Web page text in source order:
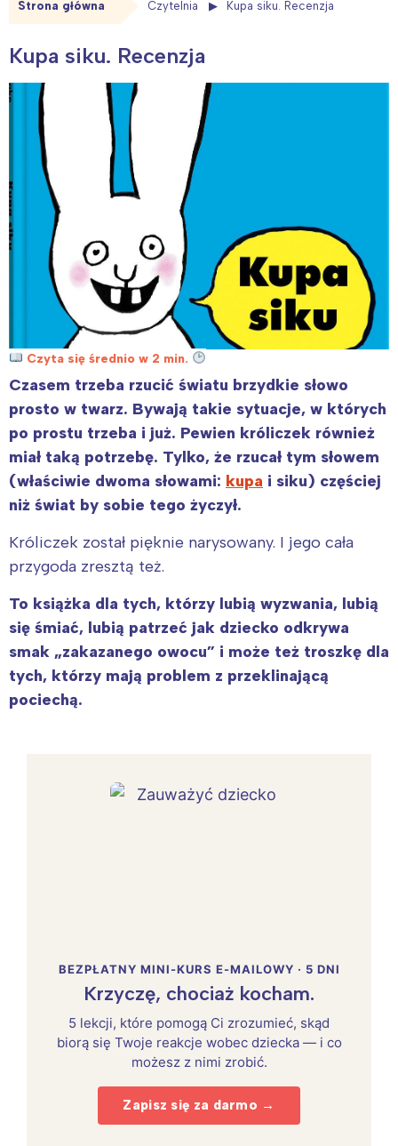
Strona główna Czytelnia Kupa siku. Recenzja
Kupa siku. Recenzja
Czyta się średnio w 2 min.
Czasem trzeba rzucić światu brzydkie słowo
prosto w twarz. Bywają takie sytuacje, w których
po prostu trzeba i już. Pewien króliczek również
miał taką potrzebę. Tylko, że rzucał tym słowem
(właściwie dwoma słowami: kupa i siku) częściej
niż świat by sobie tego życzył.
Króliczek został pięknie narysowany. I jego cała
przygoda zresztą też.
To książka dla tych, którzy lubią wyzwania, lubią
się śmiać, lubią patrzeć jak dziecko odkrywa
smak „zakazanego owocu” i może też troszkę dla
tych, którzy mają problem z przeklinającą
pociechą.
BEZPŁATNY MINI-KURS E-MAILOWY · 5 DNI
Krzyczę, chociaż kocham.
5 lekcji, które pomogą Ci zrozumieć, skąd
biorą się Twoje reakcje wobec dziecka — i co
możesz z nimi zrobić.
Zapisz się za darmo →